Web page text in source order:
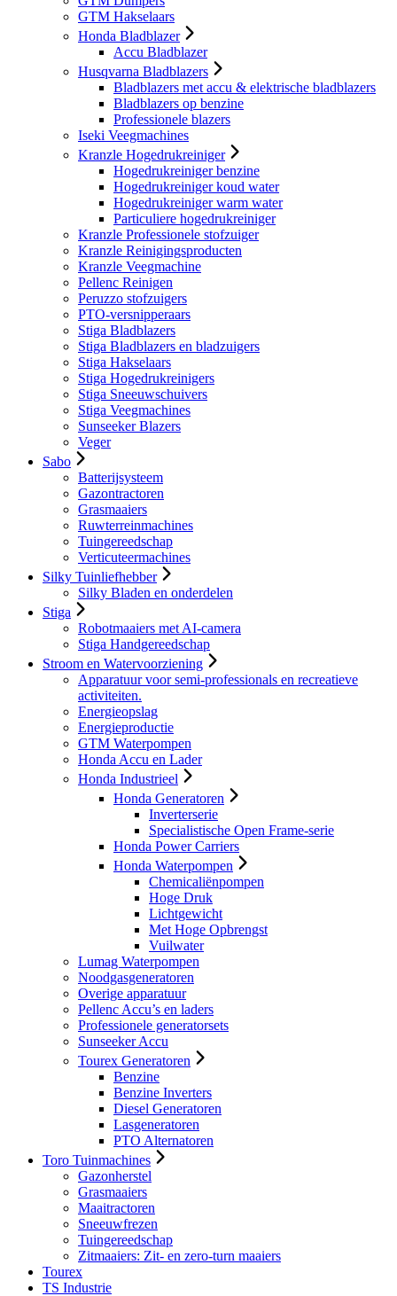
GTM Hakselaars
Honda Bladblazer
Accu Bladblazer
Husqvarna Bladblazers
Bladblazers met accu & elektrische bladblazers
Bladblazers op benzine
Professionele blazers
Iseki Veegmachines
Kranzle Hogedrukreiniger
Hogedrukreiniger benzine
Hogedrukreiniger koud water
Hogedrukreiniger warm water
Particuliere hogedrukreiniger
Kranzle Professionele stofzuiger
Kranzle Reinigingsproducten
Kranzle Veegmachine
Pellenc Reinigen
Peruzzo stofzuigers
PTO-versnipperaars
Stiga Bladblazers
Stiga Bladblazers en bladzuigers
Stiga Hakselaars
Stiga Hogedrukreinigers
Stiga Sneeuwschuivers
Stiga Veegmachines
Sunseeker Blazers
Veger
Sabo
Batterijsysteem
Gazontractoren
Grasmaaiers
Ruwterreinmachines
Tuingereedschap
Verticuteermachines
Silky Tuinliefhebber
Silky Bladen en onderdelen
Stiga
Robotmaaiers met AI-camera
Stiga Handgereedschap
Stroom en Watervoorziening
Apparatuur voor semi-professionals en recreatieve
activiteiten.
Energieopslag
Energieproductie
GTM Waterpompen
Honda Accu en Lader
Honda Industrieel
Honda Generatoren
Inverterserie
Specialistische Open Frame-serie
Honda Power Carriers
Honda Waterpompen
Chemicaliënpompen
Hoge Druk
Lichtgewicht
Met Hoge Opbrengst
Vuilwater
Lumag Waterpompen
Noodgasgeneratoren
Overige apparatuur
Pellenc Accu’s en laders
Professionele generatorsets
Sunseeker Accu
Tourex Generatoren
Benzine
Benzine Inverters
Diesel Generatoren
Lasgeneratoren
PTO Alternatoren
Toro Tuinmachines
Gazonherstel
Grasmaaiers
Maaitractoren
Sneeuwfrezen
Tuingereedschap
Zitmaaiers: Zit- en zero-turn maaiers
Tourex
TS Industrie